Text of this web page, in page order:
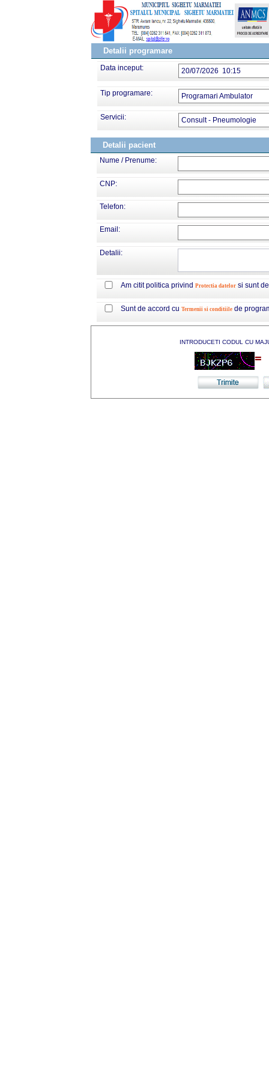
Detalii programare
Data inceput: 20/07/2026 10:15
Tip programare: Programari Ambulator
Servicii: Consult - Pneumologie
Detalii pacient
Nume / Prenume:
CNP:
Telefon:
Email:
Detalii:
Am citit politica privind Protectia datelor si sunt
Sunt de accord cu Termenii si conditiile de
INTRODUCETI CODUL CU
=